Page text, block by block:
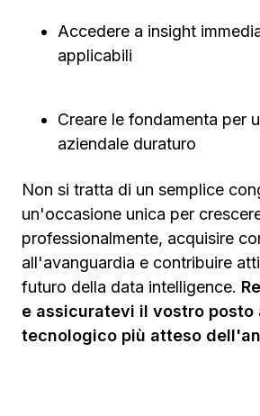
Accedere a insight
applicabili
Creare le fondamenta per
aziendale duraturo
Non si tratta di un semplice
un'occasione unica per
professionalmente, acquisire
all'avanguardia e contribuire
futuro della data intelligence.
e assicuratevi il vostro
tecnologico più atteso